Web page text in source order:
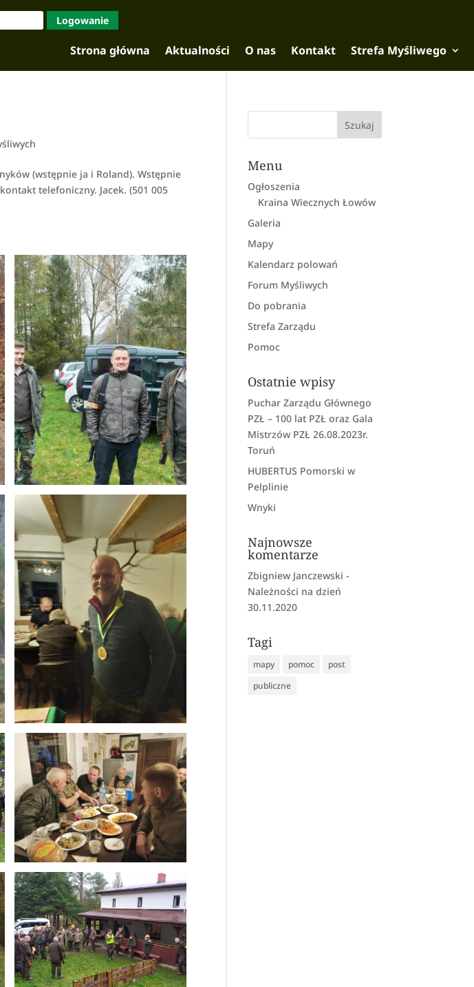
Logowanie
Strona główna Aktualności O nas Kontakt Strefa Myśliwego
(wstępnie ja i Roland). Wstępnie
telefoniczny. Jacek. (501 005
Menu
Ogłoszenia
Kraina Wiecznych Łowów
Galeria
Mapy
Kalendarz polowań
Forum Myśliwych
Do pobrania
Strefa Zarządu
Pomoc
Ostatnie wpisy
Puchar Zarządu Głównego
PZŁ – 100 lat PZŁ oraz Gala
Mistrzów PZŁ 26.08.2023r.
Toruń
HUBERTUS Pomorski w
Pelplinie
Wnyki
Najnowsze
komentarze
Zbigniew Janczewski -
Należności na dzień
30.11.2020
Tagi
mapy pomoc
post
publiczne